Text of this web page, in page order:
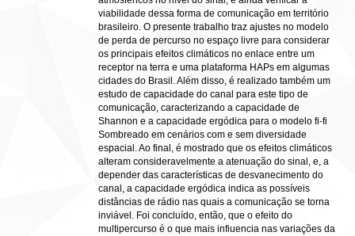
viabilidade dessa forma de comunicação em território
brasileiro. O presente trabalho traz ajustes no modelo
de perda de percurso no espaço livre para considerar
os principais efeitos climáticos no enlace entre um
receptor na terra e uma plataforma HAPs em algumas
cidades do Brasil. Além disso, é realizado também um
estudo de capacidade do canal para este tipo de
comunicação, caracterizando a capacidade de
Shannon e a capacidade ergódica para o modelo fi-fi
Sombreado em cenários com e sem diversidade
espacial. Ao final, é mostrado que os efeitos climáticos
alteram consideravelmente a atenuação do sinal, e, a
depender das características de desvanecimento do
canal, a capacidade ergódica indica as possíveis
distâncias de rádio nas quais a comunicação se torna
inviável. Foi concluído, então, que o efeito do
multipercurso é o que mais infiuencia nas variações da